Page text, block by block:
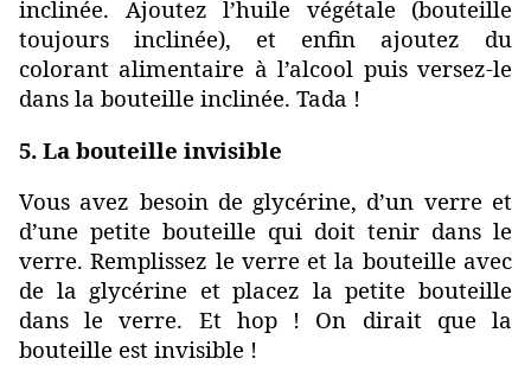
inclinée. Ajoutez l’huile végétale (bouteille
toujours inclinée), et enfin ajoutez du
colorant alimentaire à l’alcool puis versez-le
dans la bouteille inclinée. Tada !
5. La bouteille invisible
Vous avez besoin de glycérine, d’un verre et
d’une petite bouteille qui doit tenir dans le
verre. Remplissez le verre et la bouteille avec
de la glycérine et placez la petite bouteille
dans le verre. Et hop ! On dirait que la
bouteille est invisible !